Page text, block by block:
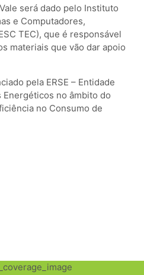
será dado pelo Instituto
e Computadores,
TEC), que é responsável
materiais que vão dar apoio
pela ERSE – Entidade
no âmbito do
no Consumo de